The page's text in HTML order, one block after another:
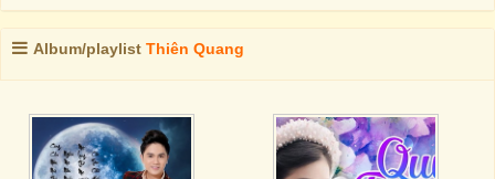
Album/playlist Thiên Quang